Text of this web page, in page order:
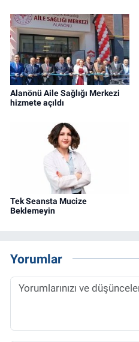
Alanönü Aile Sağlığı Merkezi
hizmete açıldı
Tek Seansta Mucize
Beklemeyin
Yorumlar